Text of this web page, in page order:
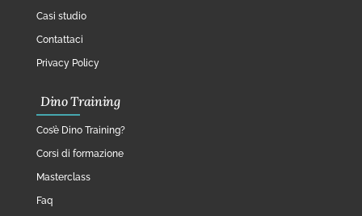
Casi studio
Contattaci
Privacy Policy
Dino Training
Cos’è Dino Training?
Corsi di formazione
Masterclass
Faq